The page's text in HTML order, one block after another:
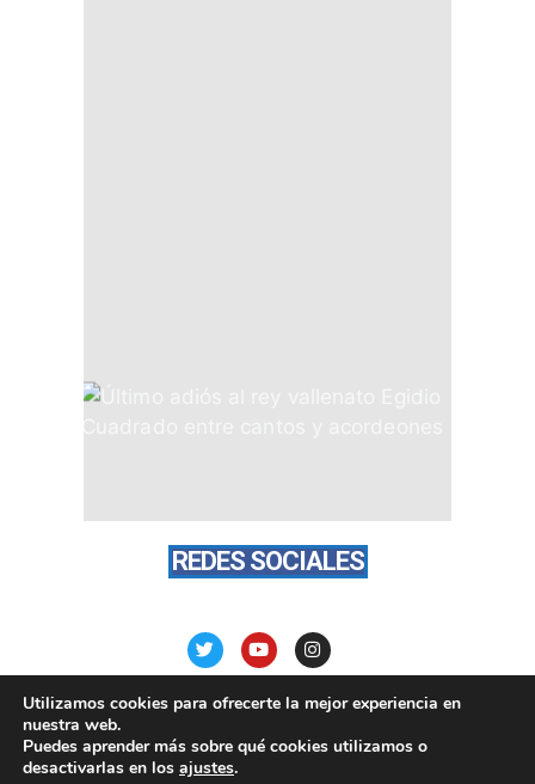
REDES SOCIALES
Utilizamos cookies para ofrecerte la mejor experiencia en
nuestra web.
Puedes aprender más sobre qué cookies utilizamos o
desactivarlas en los ajustes.